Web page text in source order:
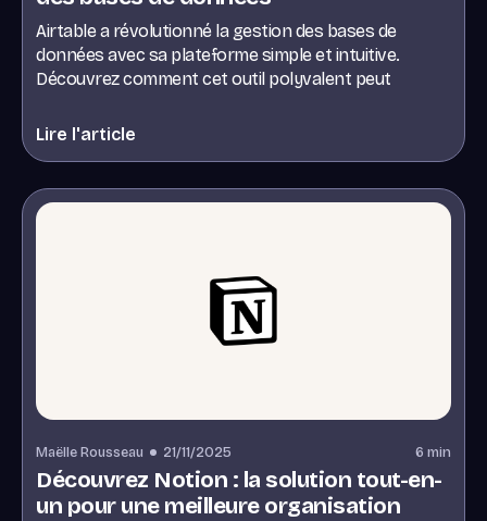
Airtable a révolutionné la gestion des bases de
données avec sa plateforme simple et intuitive.
Découvrez comment cet outil polyvalent peut
Lire l'article
Maëlle Rousseau 21/11/2025 6 min
Découvrez Notion : la solution tout-en-
un pour une meilleure organisation